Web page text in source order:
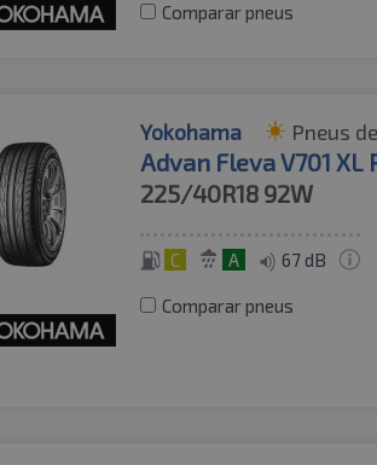
Comparar pneus
Yokohama Pneus
Advan Fleva V701 XL
225/40R18 92W
C A 67 dB
Comparar pneus